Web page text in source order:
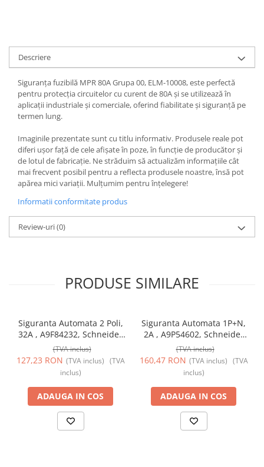
Descriere
Siguranța fuzibilă MPR 80A Grupa 00, ELM-10008, este perfectă
pentru protecția circuitelor cu curent de 80A și se utilizează în
aplicații industriale și comerciale, oferind fiabilitate și siguranță pe
termen lung.
Imaginile prezentate sunt cu titlu informativ. Produsele reale pot
diferi ușor față de cele afișate în poze, în funcție de producător și
de lotul de fabricație. Ne străduim să actualizăm informațiile cât
mai frecvent posibil pentru a reflecta produsele noastre, însă pot
apărea mici variații. Mulțumim pentru înțelegere!
Informatii conformitate produs
Review-uri(0)
PRODUSE SIMILARE
Siguranta Automata 2 Poli,
32A , A9F84232, Schneider
Electric
(TVA inclus)
127,23 RON (TVA inclus) (TVA
inclus)
ADAUGA IN COS
Siguranta Automata 1P+N,
2A , A9P54602, Schneider
Electric
(TVA inclus)
160,47 RON (TVA inclus) (TVA
inclus)
ADAUGA IN COS